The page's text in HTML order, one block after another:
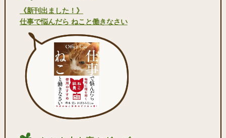
《新刊出ました！》
仕事で悩んだら ねこと働きなさい